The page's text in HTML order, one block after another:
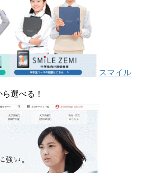
スマイル
選べる！